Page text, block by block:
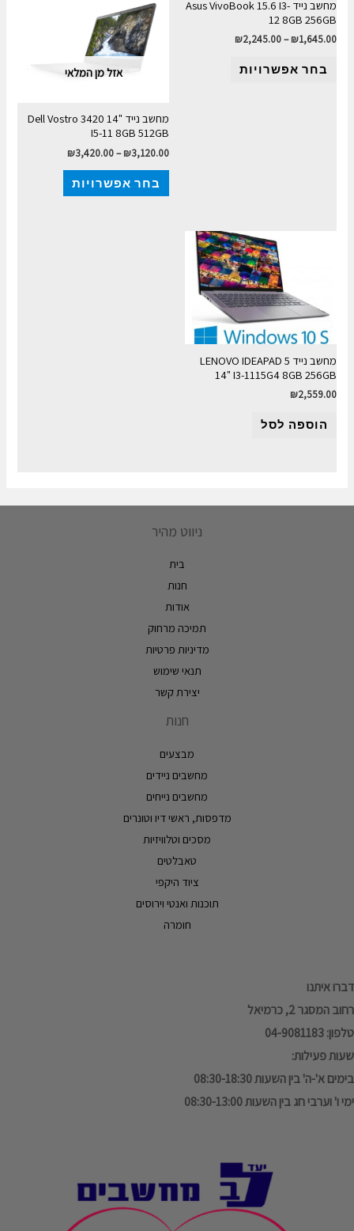
מחשב נייד Asus VivoBook 15.6 I3-
12 8GB 256GB
₪1,645.00
–
₪2,245.00
בחר אפשרויות אזל מן המלאי
מחשב נייד Dell Vostro 3420 14"
I5-11 8GB 512GB
₪3,120.00
–
₪3,420.00
בחר אפשרויות
מחשב נייד LENOVO IDEAPAD 5
14" I3-1115G4 8GB 256GB
₪2,559.00
הוספה לסל
ניווט מהיר
בית
חנות
אודות
תמיכה מרחוק
מדיניות פרטיות
תנאי שימוש
יצירת קשר
חנות
מבצעים
מחשבים ניידים
מחשבים נייחים
מדפסות, ראשי דיו וטונרים
מסכים וטלוויזיות
טאבלטים
ציוד היקפי
תוכנות ואנטי וירוסים
חומרה
דברו איתנו
רחוב המסגר 2, כרמיאל
טלפון: 04-9081183
שעות פעילות:
בימים א'-ה' בין השעות 08:30-18:30
ימי ו' וערבי חג בין השעות 08:30-13:00